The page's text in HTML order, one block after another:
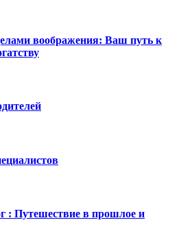
воображения: Ваш путь к
: Путешествие в прошлое и